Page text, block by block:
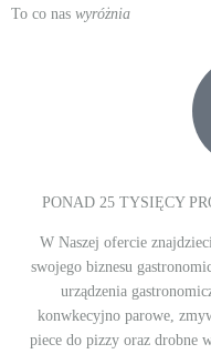
To co nas wyróżnia
PONAD 25 TYSIĘCY
W Naszej ofercie
swojego biznesu
urządzenia
konwkecyjno parowe,
piece do pizzy oraz drobne